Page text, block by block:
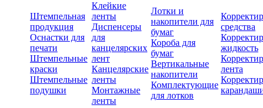
Штемпельная
продукция
Оснастки для
печати
Штемпельные
краски
Штемпельные
подушки
Клейкие
ленты
Диспенсеры
для
канцелярских
лент
Канцелярские
ленты
Монтажные
ленты
Лотки и
накопители для
бумаг
Короба для
бумаг
Вертикальные
накопители
Комплектующие
для лотков
средства
жидкость
лента